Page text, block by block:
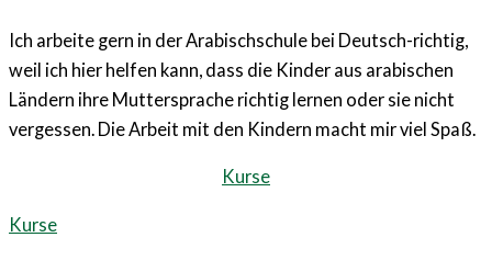
Ich arbeite gern in der Arabischschule bei Deutsch-richtig,
weil ich hier helfen kann, dass die Kinder aus arabischen
Ländern ihre Muttersprache richtig lernen oder sie nicht
vergessen. Die Arbeit mit den Kindern macht mir viel Spaß.
Kurse
Kurse